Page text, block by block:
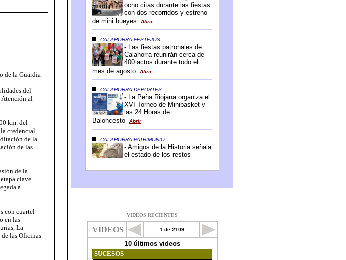
de la Guardia
del
Atención al
km. del
credencial
de la
de las
de la
clave
a
con cuartel
en las
La
las Oficinas
VIDEOS RECIENTES